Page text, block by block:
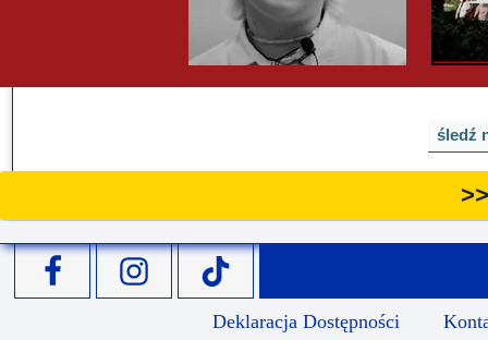
śledź
Deklaracja Dostępności